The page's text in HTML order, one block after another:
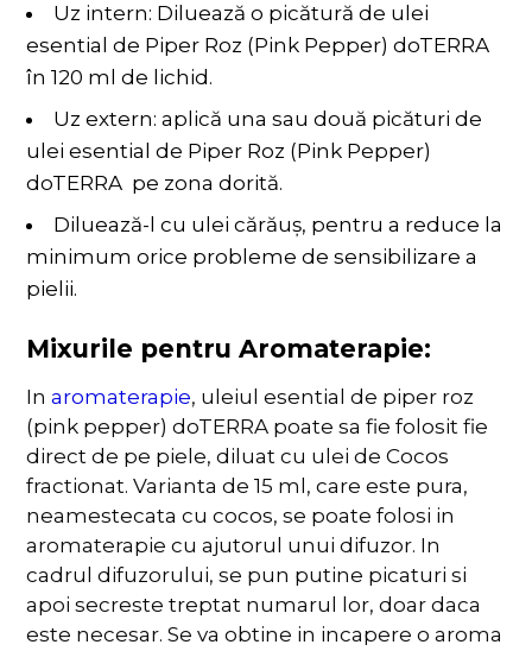
Uz intern: Diluează o picătură de ulei
esential de Piper Roz (Pink Pepper) doTERRA
în 120 ml de lichid.
Uz extern: aplică una sau două picături de
ulei esential de Piper Roz (Pink Pepper)
doTERRA pe zona dorită.
Diluează-l cu ulei cărăuș, pentru a reduce la
minimum orice probleme de sensibilizare a
pielii.
Mixurile pentru Aromaterapie:
Inaromaterapie, uleiul esential de piper roz
(pink pepper) doTERRA poate sa fie folosit fie
direct de pe piele, diluat cu ulei de Cocos
fractionat. Varianta de 15 ml, care este pura,
neamestecata cu cocos, se poate folosi in
aromaterapie cu ajutorul unui difuzor. In
cadrul difuzorului, se pun putine picaturi si
apoi secreste treptat numarul lor, doar daca
este necesar. Se va obtine in incapere o aroma